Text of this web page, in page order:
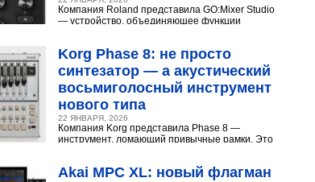
Компания Roland представила GO:Mixer Studio
— устройство, объединяющее функции
Korg Phase 8: не просто
синтезатор — а акустический
восьмиголосный инструмент
нового типа
22 ЯНВАРЯ, 2026
Компания Korg представила Phase 8 —
инструмент, ломающий привычные рамки. Это
Akai MPC XL: новый флагман